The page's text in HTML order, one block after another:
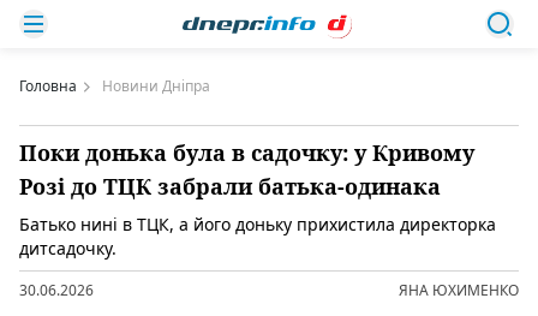
Головна Новини Дніпра
Поки донька була в садочку: у Кривому
Розі до ТЦК забрали батька-одинака
Батько нині в ТЦК, а його доньку прихистила директорка
дитсадочку.
30.06.2026 ЯНА ЮХИМЕНКО